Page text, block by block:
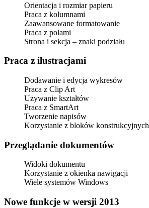
Orientacja i rozmiar papieru
Praca z kolumnami
Zaawansowane formatowanie
Praca z polami
Strona i sekcja – znaki podziału
Praca z ilustracjami
Dodawanie i edycja wykresów
Praca z Clip Art
Używanie kształtów
Praca z SmartArt
Tworzenie napisów
Korzystanie z bloków konstrukcyjnych
Przeglądanie dokumentów
Widoki dokumentu
Korzystanie z okienka nawigacji
Wiele systemów Windows
Nowe funkcje w wersji 2013